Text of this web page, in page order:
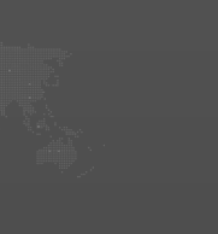
Героя России
полномочного
в Северо-
Кузнецовым